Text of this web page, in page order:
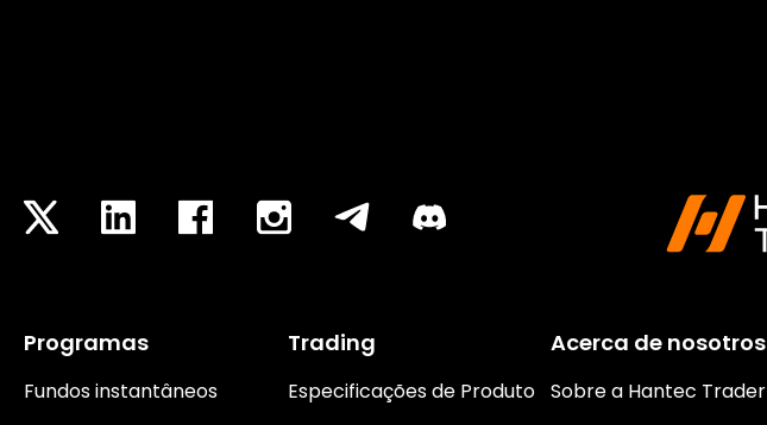
Programas
Fundos instantâneos
Trading
Especificações de Produto
Acerca de nosotros
Sobre a Hantec Trader